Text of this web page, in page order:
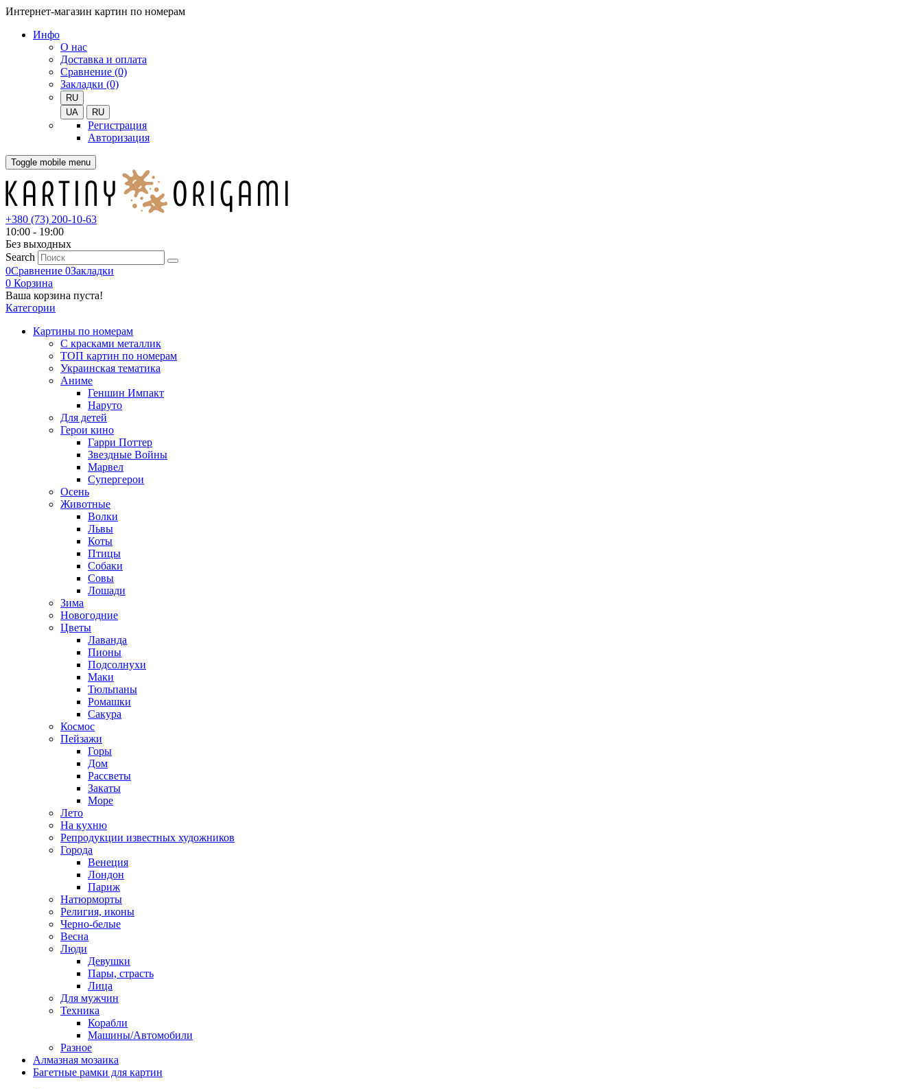
Интернет-магазин картин по номерам
Инфо
О нас
Доставка и оплата
Сравнение (0)
Закладки (0)
RU
UA
RU
Регистрация
Авторизация
Toggle mobile menu
+380 (73) 200-10-63
10:00 - 19:00
Без выходных
Search
0Сравнение 0Закладки
0 Корзина
Ваша корзина пуста!
Категории
Картины по номерам
С красками металлик
ТОП картин по номерам
Украинская тематика
Аниме
Геншин Импакт
Наруто
Для детей
Герои кино
Гарри Поттер
Звездные Войны
Марвел
Супергерои
Осень
Животные
Волки
Львы
Коты
Птицы
Собаки
Совы
Лошади
Зима
Новогодние
Цветы
Лаванда
Пионы
Подсолнухи
Маки
Тюльпаны
Ромашки
Сакура
Космос
Пейзажи
Горы
Дом
Рассветы
Закаты
Море
Лето
На кухню
Репродукции известных художников
Города
Венеция
Лондон
Париж
Натюрморты
Религия, иконы
Черно-белые
Весна
Люди
Девушки
Пары, страсть
Лица
Для мужчин
Техника
Корабли
Машины/Автомобили
Разное
Алмазная мозаика
Багетные рамки для картин